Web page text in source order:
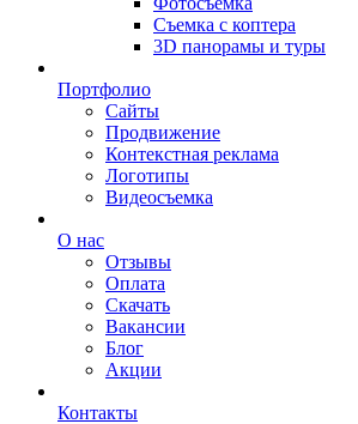
Съемка с коптера
3D панорамы и туры
Портфолио
Сайты
Продвижение
Контекстная реклама
Логотипы
Видеосъемка
О нас
Отзывы
Оплата
Скачать
Вакансии
Блог
Акции
Контакты